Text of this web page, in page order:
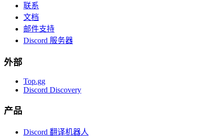
联系
文档
邮件支持
Discord 服务器
外部
Top.gg
Discord Discovery
产品
Discord 翻译机器人